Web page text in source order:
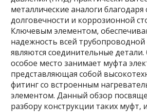
металлические аналоги благодаря
долговечности и коррозионной
Ключевым элементом,
надежность всей трубопроводной
являются соединительные
особое место занимает муфта
представляющая собой
фитинг со встроенным
элементом. Данный обзор
разбору конструкции таких муфт,